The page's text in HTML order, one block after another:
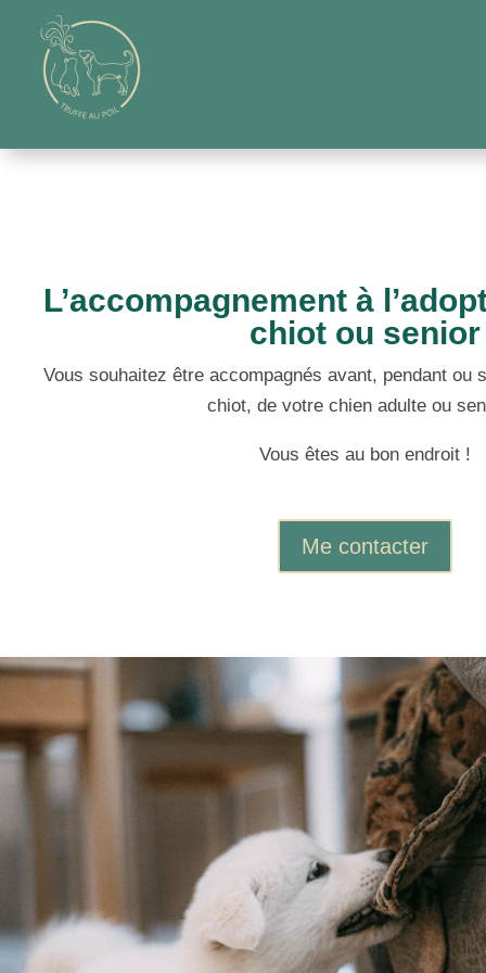
L’accompagnement à
chiot ou senior
Vous souhaitez être accompagnés avant, pendant ou
chiot, de votre chien adulte ou
Vous êtes au bon endroit !
Me contacter